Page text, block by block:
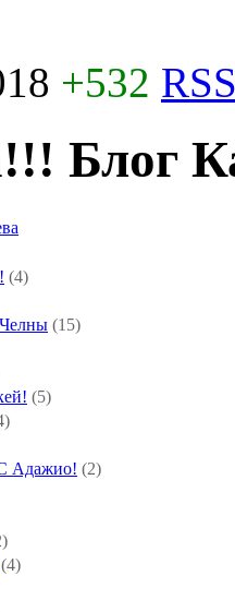
+532
Блог
(4)
(15)
(5)
Адажио! (2)
(4)